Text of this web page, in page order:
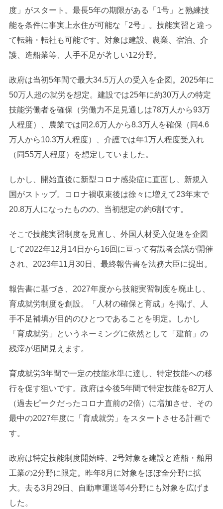
度」がスタート。最長5年の期限がある「1号」と熟練技
能を条件に事実上永住が可能な「2号」。技能実習と違っ
て転籍・転社も可能です。対象は建設、農業、宿泊、介
護、造船業等、人手不足が著しい12分野。
政府は当初5年間で最大34.5万人の受入を企図。2025年に
50万人超の就労を想定。建設では25年に約30万人の特定
技能労働者を確保（労働力不足見通しは78万人から93万
人程度）、農業では同2.6万人から8.3万人を確保（同4.6
万人から10.3万人程度）、介護では年1万人程度受入れ
（同55万人程度）を想定していました。
しかし、開始直後に新型コロナ感染症に直面し、新規入
国がストップ。コロナ禍収束後は徐々に増えて23年末で
20.8万人になったものの、当初想定の約6割です。
そこで技能実習制度を見直し、外国人材受入促進を企図
して2022年12月14日から16回に亘って有識者会議が開催
され、2023年11月30日、最終報告書を法務大臣に提出。
報告書に基づき、2027年度から技能実習制度を廃止し、
育成就労制度を創設。「人材の確保と育成」を掲げ、人
手不足補填が目的のひとつであることを明定。しかし
「育成就労」というネーミングに依然として「建前」の
残滓が垣間見えます。
育成就労3年間で一定の技能水準に達し、特定技能への移
行を促す狙いです。政府は今後5年間で特定技能を82万人
（過去ピークだったコロナ直前の2倍）に増加させ、その
最中の2027年度に「育成就労」をスタートさせる計画で
す。
政府は特定技能制度開始時、2号対象を建設と造船・舶用
工業の2分野に限定。昨年8月に対象をほぼ全分野に拡
大。去る3月29日、自動車運送等4分野にも対象を広げま
した。